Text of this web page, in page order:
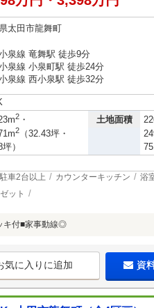
太田市龍舞町
泉線 竜舞駅 徒歩9分
泉線 小泉町駅 徒歩24分
泉線 西小泉駅 徒歩32分
2 ・
2
（32.43坪・
）
土地面積
駐車2台以上 カウンターキッチン
浴
ット
キ付■家事動線◎
気に入りに追加 資